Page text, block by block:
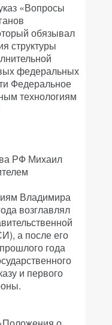
«Вопросы
обязывал
структуры
федеральных
Федеральное
технологиям
РФ Михаил
Владимира
возглавлял
а после его
года
и первого